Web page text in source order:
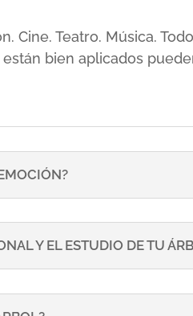
Cine. Teatro. Música.
bien aplicados
Y EL ESTUDIO DE TU